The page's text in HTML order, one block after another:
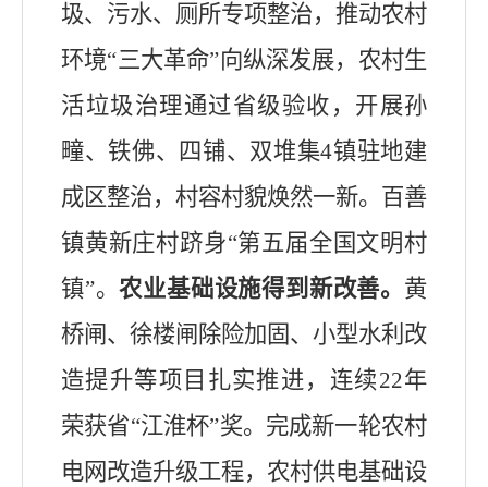
圾、污水、厕所专项整治，推动农村
环境“三大革命”向纵深发展， 农村生
活垃圾治理通过省级验收， 开展孙
疃、铁佛、四铺、双堆集4镇驻地建
成区整治， 村容村貌焕然一新。百善
镇黄新庄村跻身“第五届全国文明村
镇”。农业基础设施得到新改善。 黄
桥闸、徐楼闸除险加固、小型水利改
造提升等项目扎实推进，连续22年
荣获省“江淮杯”奖。完成新一轮农村
电网改造升级工程，农村供电基础设